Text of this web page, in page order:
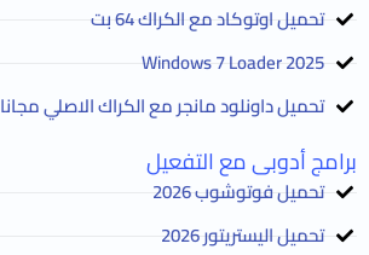
تحميل اوتوكاد مع الكراك 64 بت
2025 Windows 7 Loader
تحميل داونلود مانجر مع الكراك الاصلي مجانا
برامج أدوبى مع التفعيل
تحميل فوتوشوب 2026
تحميل اليستريتور 2026